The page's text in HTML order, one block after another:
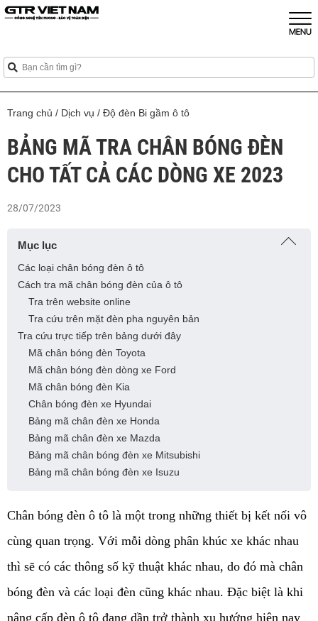
Trang chủ / Dịch vụ / Độ đèn Bi gầm ô tô
BẢNG MÃ TRA CHÂN BÓNG ĐÈN
CHO TẤT CẢ CÁC DÒNG XE 2023
28/07/2023
Mục lục
Các loại chân bóng đèn ô tô
Cách tra mã chân bóng đèn của ô tô
Tra trên website online
Tra cứu trên mặt đèn pha nguyên bản
Tra cứu trực tiếp trên bảng dưới đây
Mã chân bóng đèn Toyota
Mã chân bóng đèn dòng xe Ford
Mã chân bóng đèn Kia
Chân bóng đèn xe Hyundai
Bảng mã chân đèn xe Honda
Bảng mã chân đèn xe Mazda
Bảng mã chân bóng đèn xe Mitsubishi
Bảng mã chân bóng đèn xe Isuzu
Chân bóng đèn ô tô là một trong những thiết bị kết nối vô
cùng quan trọng. Với mỗi dòng phân khúc xe khác nhau
thì sẽ có các thông số kỹ thuật khác nhau, do đó mà chân
bóng đèn và các loại đèn cũng khác nhau. Đặc biệt là khi
nâng cấp đèn ô tô đang dần trở thành xu hướng hiện nay